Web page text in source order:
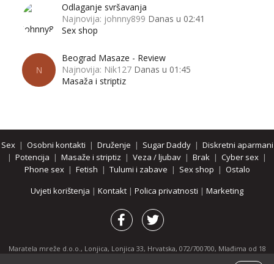
Odlaganje svršavanja
Najnovija: johnny899 Danas u 02:41
Sex shop
N
Beograd Masaze - Review
Najnovija: Nik127 Danas u 01:45
Masaža i striptiz
Sex| Osobni kontakti | Druženje | Sugar Daddy| Diskretni aparmani
| Potencija | Masaže i striptiz | Veza / ljubav | Brak | Cyber sex |
Phone sex| Fetish | Tulumi i zabave | Sex shop | Ostalo
Uvjeti korištenja | Kontakt | Polica privatnosti | Marketing
Maratela mreže d.o.o., Lonjica, Lonjica 33, Hrvatska, 072/700700, Mlađima od 18
godina zabranjeno je pregledavanje stranice i svih njenih dijelova.